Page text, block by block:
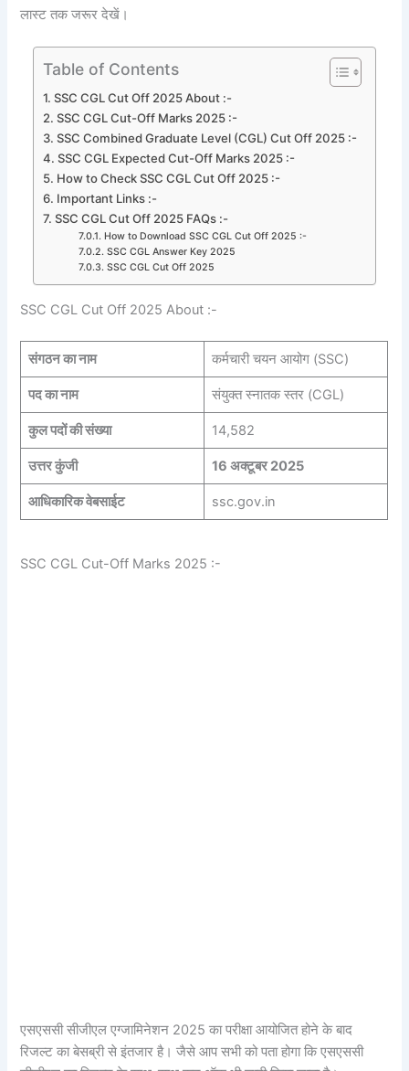
लास्ट तक जरूर देखें।
Table of Contents
SSC CGL Cut Off 2025 About :-
SSC CGL Cut-Off Marks 2025 :-
SSC Combined Graduate Level (CGL) Cut Off 2025 :-
SSC CGL Expected Cut-Off Marks 2025 :-
How to Check SSC CGL Cut Off 2025 :-
Important Links :-
SSC CGL Cut Off 2025 FAQs :-
How to Download SSC CGL Cut Off 2025 :-
SSC CGL Answer Key 2025
SSC CGL Cut Off 2025
SSC CGL Cut Off 2025 About :-
संगठन का नाम कर्मचारी चयन आयोग (SSC)
पद का नाम संयुक्त स्नातक स्तर (CGL)
कुल पदों की संख्या 14,582
उत्तर कुंजी 16 अक्टूबर 2025
आधिकारिक वेबसाईट ssc.gov.in
SSC CGL Cut-Off Marks 2025 :-
एसएससी सीजीएल एग्जामिनेशन 2025 का परीक्षा आयोजित होने के बाद
रिजल्ट का बेसब्री से इंतजार है। जैसे आप सभी को पता होगा कि एसएससी